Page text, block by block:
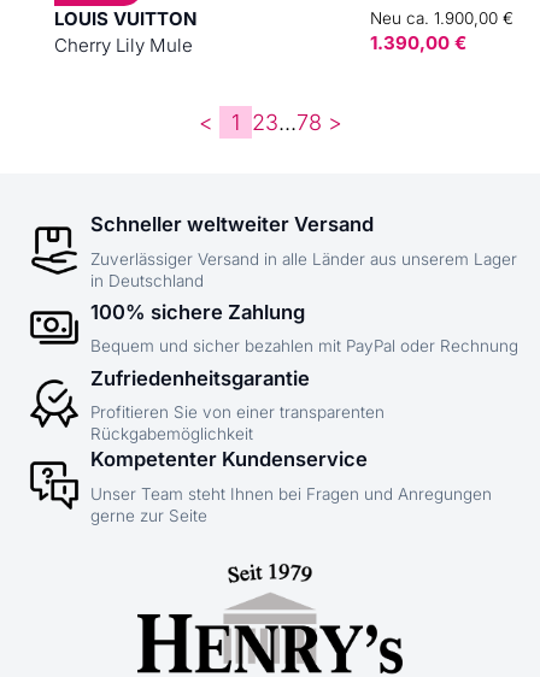
LOUIS VUITTON
Cherry Lily Mule
Neu ca. 1.900,00 €
1.390,00 €
< 1 23...78 >
Schneller weltweiter Versand
Zuverlässiger Versand in alle Länder aus unserem Lager
in Deutschland
100% sichere Zahlung
Bequem und sicher bezahlen mit PayPal oder Rechnung
Zufriedenheitsgarantie
Profitieren Sie von einer transparenten
Rückgabemöglichkeit
Kompetenter Kundenservice
Unser Team steht Ihnen bei Fragen und Anregungen
gerne zur Seite